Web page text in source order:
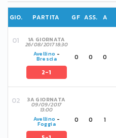
GIO. PARTITA GF ASS. A
1A GIORNATA
26/08/2017 18:30
Avellino -
Brescia
2-1
0 0 0
3A GIORNATA
09/09/2017
13:00
Avellino -
Foggia 0 0 1